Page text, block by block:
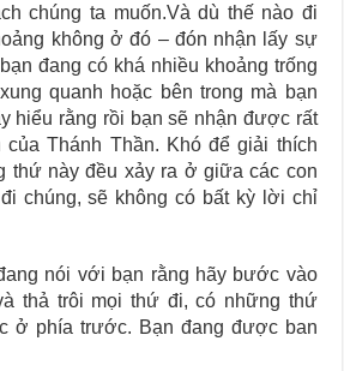
chúng ta muốn.Và dù thế nào đi
không ở đó – đón nhận lấy sự
đang có khá nhiều khoảng trống
quanh hoặc bên trong mà bạn
hiểu rằng rồi bạn sẽ nhận được rất
Thánh Thần. Khó để giải thích
thứ này đều xảy ra ở giữa các con
chúng, sẽ không có bất kỳ lời chỉ
nói với bạn rằng hãy bước vào
thả trôi mọi thứ đi, có những thứ
ở phía trước. Bạn đang được ban